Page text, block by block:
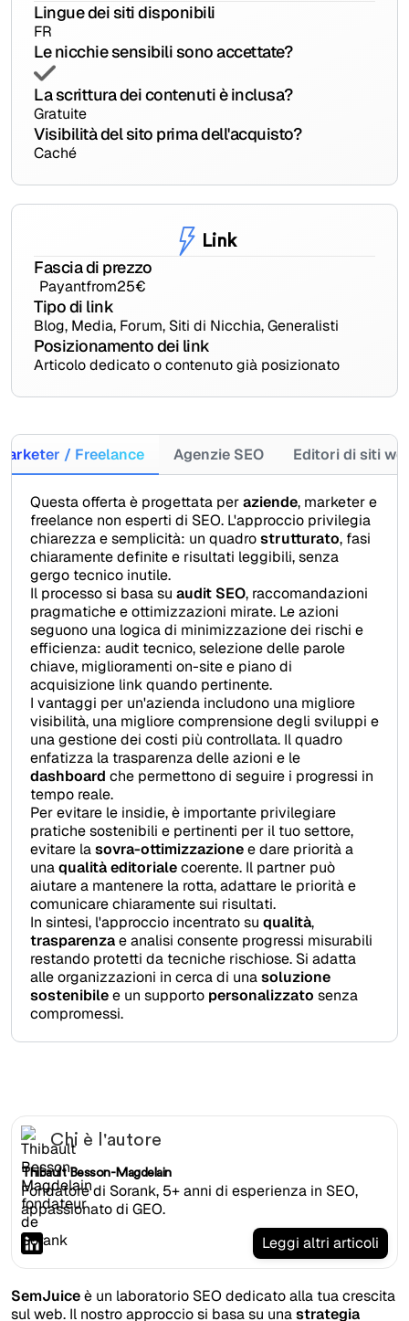
Lingue dei siti disponibili
FR
Le nicchie sensibili sono accettate?
La scrittura dei contenuti è inclusa?
Gratuite
Visibilità del sito prima dell'acquisto?
Caché
Link
Fascia di prezzo
Payantfrom25€
Tipo di link
Blog, Media, Forum, Siti di Nicchia, Generalisti
Posizionamento dei link
Articolo dedicato o contenuto già posizionato
/ Freelance Agenzie SEO Editori di siti
Questa offerta è progettata peraziende, marketer e
freelance non esperti di SEO. L'approccio privilegia
chiarezza e semplicità: un quadrostrutturato, fasi
chiaramente definite e risultati leggibili, senza
gergo tecnico inutile.
Il processo si basa su audit SEO, raccomandazioni
pragmatiche e ottimizzazioni mirate. Le azioni
seguono una logica di minimizzazione dei rischi e
efficienza: audit tecnico, selezione delle parole
chiave, miglioramenti on-site e piano di
acquisizione link quando pertinente.
I vantaggi per un'azienda includono una migliore
visibilità, una migliore comprensione degli sviluppi e
una gestione dei costi più controllata. Il quadro
enfatizza la trasparenza delle azioni e le
dashboard che permettono di seguire i progressi in
tempo reale.
Per evitare le insidie, è importante privilegiare
pratiche sostenibili e pertinenti per il tuo settore,
evitare lasovra-ottimizzazionee dare priorità a
unaqualità editorialecoerente. Il partner può
aiutare a mantenere la rotta, adattare le priorità e
comunicare chiaramente sui risultati.
In sintesi, l'approccio incentrato su qualità,
trasparenzae analisi consente progressi misurabili
restando protetti da tecniche rischiose. Si adatta
alle organizzazioni in cerca di unasoluzione
sostenibilee un supporto personalizzato senza
compromessi.
Chi è l'autore
Thibault Besson-Magdelain
Fondatore di Sorank, 5+ anni di esperienza in SEO,
appassionato di GEO.
Leggi altri articoli
SemJuiceè un laboratorio SEO dedicato alla tua crescita
sul web. Il nostro approccio si basa su unastrategia